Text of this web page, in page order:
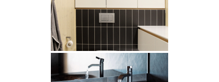
Galleria
Asiakaskokemuksia
ARKKIkauppa
€0,00